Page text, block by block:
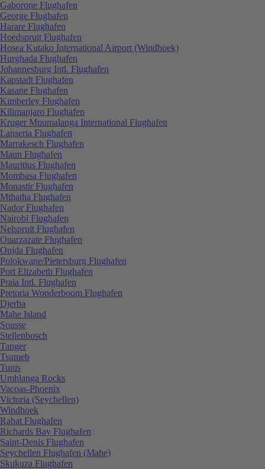
Gaborone Flughafen
George Flughafen
Harare Flughafen
Hoedspruit Flughafen
Hosea Kutako International Airport (Windhoek)
Hurghada Flughafen
Johannesburg Intl. Flughafen
Kapstadt Flughafen
Kasane Flughafen
Kimberley Flughafen
Kilimanjaro Flughafen
Kruger Mpumalanga International Flughafen
Lanseria Flughafen
Marrakesch Flughafen
Maun Flughafen
Mauritius Flughafen
Mombasa Flughafen
Monastir Flughafen
Mthatha Flughafen
Nador Flughafen
Nairobi Flughafen
Nelspruit Flughafen
Ouarzazate Flughafen
Oujda Flughafen
Polokwane/Pietersburg Flughafen
Port Elizabeth Flughafen
Praia Intl. Flughafen
Pretoria Wonderboom Flughafen
Djerba
Mahe Island
Sousse
Stellenbosch
Tanger
Tsumeb
Tunis
Umhlanga Rocks
Vacoas-Phoenix
Victoria (Seychellen)
Windhoek
Rabat Flughafen
Richards Bay Flughafen
Saint-Denis Flughafen
Seychellen Flughafen (Mahe)
Skukuza Flughafen